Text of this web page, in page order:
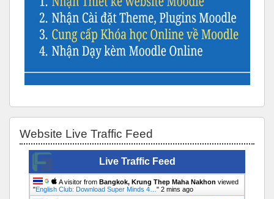
Website Live Traffic Feed
Live Traffic Feed
A visitor from Bangkok, Krung Thep Maha Nakhon viewed
"English Club: Download Super Minds 4… " 2 mins ago